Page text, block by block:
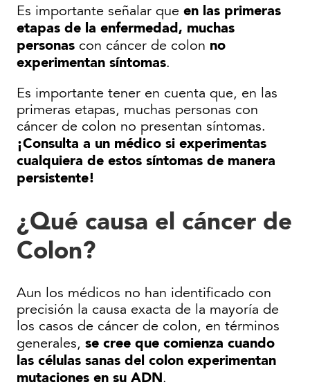
Es importante señalar que en las primeras
etapas de la enfermedad, muchas
personas con cáncer de colon no
experimentan síntomas.
Es importante tener en cuenta que, en las
primeras etapas, muchas personas con
cáncer de colon no presentan síntomas.
¡Consulta a un médico si experimentas
cualquiera de estos síntomas de manera
persistente!
¿Qué causa el cáncer de
Colon?
Aun los médicos no han identificado con
precisión la causa exacta de la mayoría de
los casos de cáncer de colon, en términos
generales, se cree que comienza cuando
las células sanas del colon experimentan
mutaciones en su ADN.